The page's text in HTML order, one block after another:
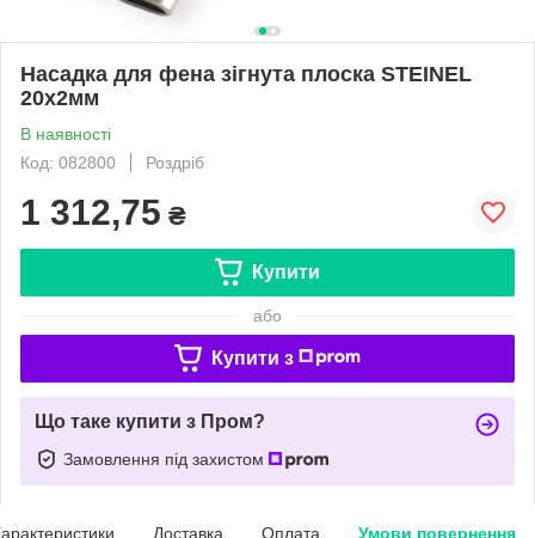
Насадка для фена зігнута плоска STEINEL
20х2мм
В наявності
Код: 082800
Роздріб
1 312,75 ₴
Купити
або
Купити з
Що таке купити з Пром?
Замовлення під захистом
Доставка Оплата Умови повернення